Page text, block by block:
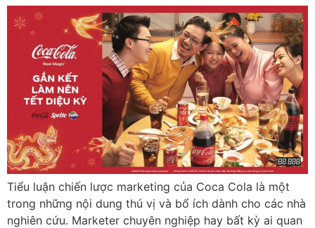
Tiểu luận chiến lược marketing của Coca Cola là một
trong những nội dung thú vị và bổ ích dành cho các nhà
nghiên cứu. Marketer chuyên nghiệp hay bất kỳ ai quan